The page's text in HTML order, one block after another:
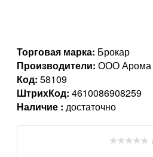
Торговая марка: Брокар
Производители: ООО Арома
Код: 58109
ШтрихКод: 4610086908259
Наличие : достаточно